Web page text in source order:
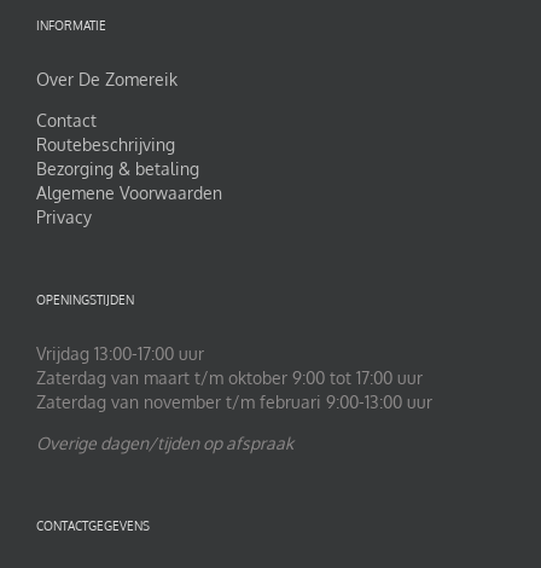
INFORMATIE
Over De Zomereik
Contact
Routebeschrijving
Bezorging & betaling
Algemene Voorwaarden
Privacy
OPENINGSTIJDEN
Vrijdag 13:00-17:00 uur
Zaterdag van maart t/m oktober 9:00 tot 17:00 uur
Zaterdag van november t/m februari 9:00-13:00 uur
Overige dagen/tijden op afspraak
CONTACTGEGEVENS